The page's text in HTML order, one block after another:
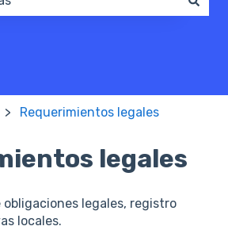
Requerimientos legales
legales
obligaciones legales, registro
locales.